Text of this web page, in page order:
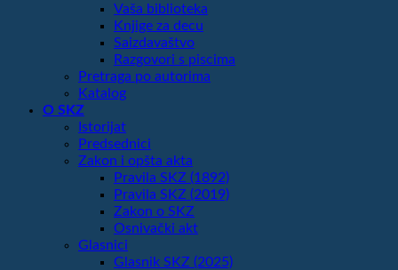
Vaša biblioteka
Knjige za decu
Saizdavaštvo
Razgovori s piscima
Pretraga po autorima
Katalog
O SKZ
Istorijat
Predsednici
Zakon i opšta akta
Pravila SKZ (1892)
Pravila SKZ (2019)
Zakon o SKZ
Osnivački akt
Glasnici
Glasnik SKZ (2025)